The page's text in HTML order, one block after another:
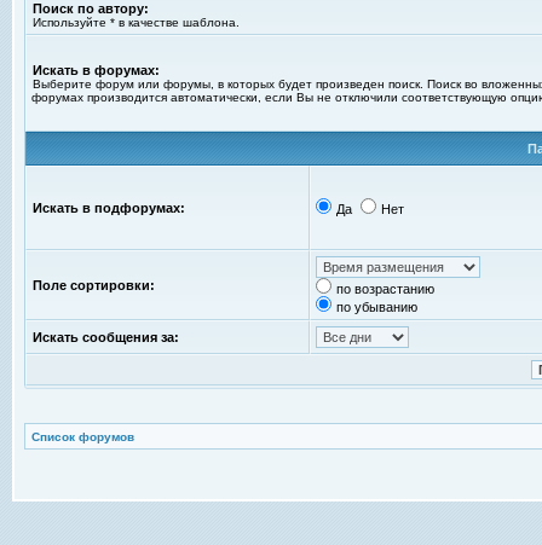
Поиск по автору:
Используйте * в качестве шаблона.
Искать в форумах:
Выберите форум или форумы, в которых будет произведен поиск. Поиск во
форумах производится автоматически, если Вы не отключили соответствующую
Искать в подфорумах: Да Нет
Поле сортировки:
по возрастанию
по убыванию
Искать сообщения за:
Список форумов